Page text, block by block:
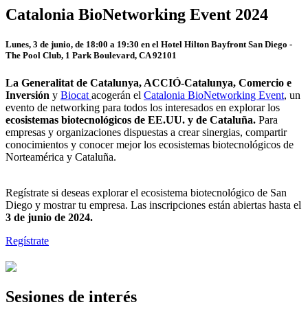
Catalonia BioNetworking Event 2024
Lunes, 3 de junio, de 18:00 a 19:30 en el Hotel Hilton Bayfront San Diego -
The Pool Club, 1 Park Boulevard, CA 92101
La Generalitat de Catalunya, ACCIÓ-Catalunya, Comercio e
Inversión y Biocat acogerán el Catalonia BioNetworking Event, un
evento de networking para todos los interesados en explorar los
ecosistemas biotecnológicos de EE.UU. y de Cataluña. Para
empresas y organizaciones dispuestas a crear sinergias, compartir
conocimientos y conocer mejor los ecosistemas biotecnológicos de
Norteamérica y Cataluña.
Regístrate si deseas explorar el ecosistema biotecnológico de San
Diego y mostrar tu empresa. Las inscripciones están abiertas hasta el
3 de junio de 2024.
Regístrate
Sesiones de interés